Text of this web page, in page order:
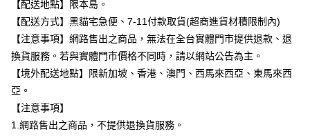
玉山商業銀行
台新國際商業銀行
中國信託商業銀行
台灣樂天信用卡公司
Google Pay
全盈+PAY
大哥付你分期
相關說明
【大哥付你分期使用說明】
2.付款方式選擇「大哥付你分期」，訂單成立後會自動跳轉到大哥付的交易
ATM付款
【配送地點】限本島。
【配送方式】黑貓宅急便、7-11付款取貨(超商進貨材積限制內)
【注意事項】網路售出之商品，無法在全台實體門市提供退款、退
換貨服務。若與實體門市價格不同時，請以網站公告為主。
【境外配送地點】限新加坡、香港、澳門、西馬來西亞、東馬來西
亞。
【注意事項】
1.網路售出之商品，不提供退換貨服務。